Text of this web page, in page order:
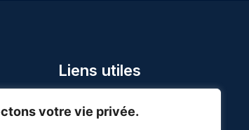
votre vie privée.
Liens utiles
Contact